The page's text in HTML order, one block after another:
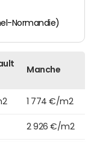
Normandie)
Manche
1 774 €/m2
2 926 €/m2